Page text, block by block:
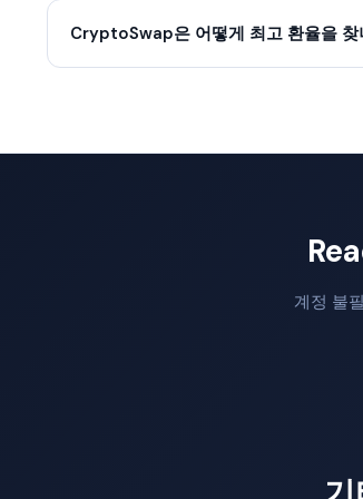
CryptoSwap은 어떻게 최고 환율을 찾
계정 불